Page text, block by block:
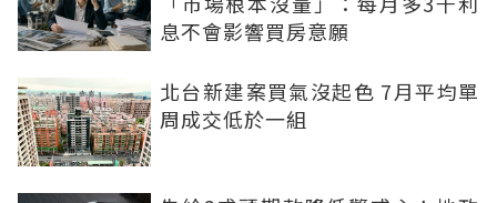
息不會影響買房意願
北台新建案買氣沒起色 7月平均單
周成交低於一組